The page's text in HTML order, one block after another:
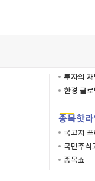
투자의
한경 글
종목핫
국고처
국민주식
종목쇼